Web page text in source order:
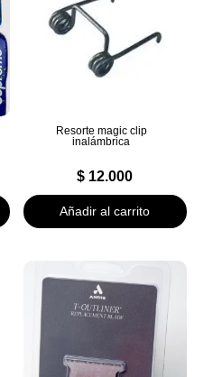
Resorte magic clip
inalámbrica
$ 12.000
Añadir al carrito